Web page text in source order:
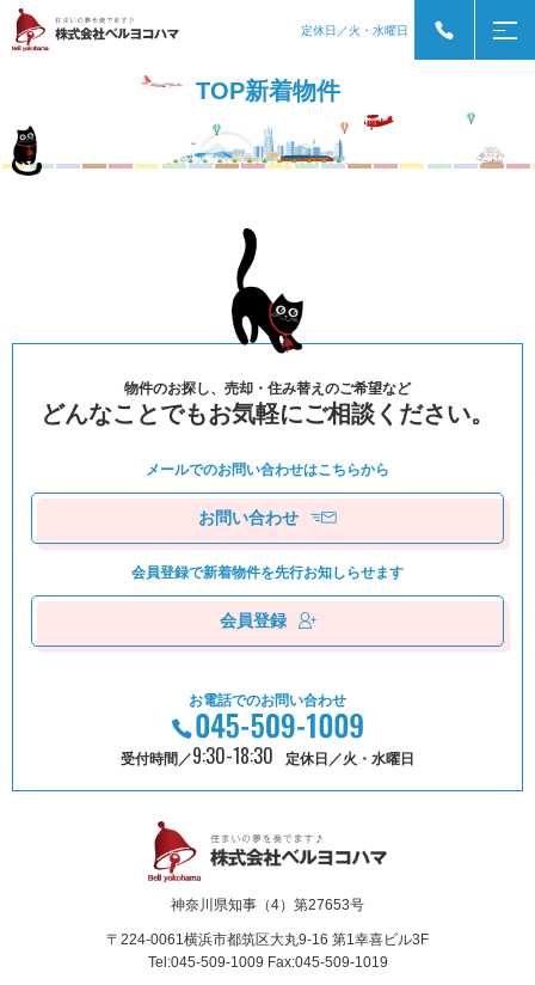
定休日／火・水曜日
TOP新着物件
物件のお探し、売却・住み替えのご希望など
どんなことでもお気軽にご相談ください。
メールでのお問い合わせはこちらから
お問い合わせ
会員登録で新着物件を先⾏お知しらせます
会員登録
お電話でのお問い合わせ
受付時間／9:30-18:30 定休日／火・水曜日
神奈川県知事（4）第27653号
〒224-0061横浜市都筑区⼤丸9-16 第1幸喜ビル3F
Tel:045-509-1009 Fax:045-509-1019